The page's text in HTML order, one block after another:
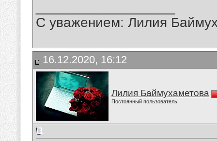
С уважением: Лилия
16.12.2020, 16:12
Лилия Баймухаметова
Постоянный пользователь